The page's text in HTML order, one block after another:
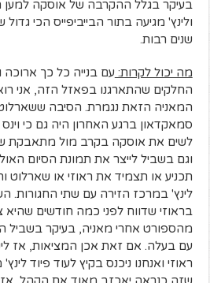
בעיקר בגלל ההקרבה של אוסקה
ולינץ' מגיעה בתור הבייביפייס הכי
שנים רבות.
מה יכול לקרות: עם בנייה כל כך
החלקים שהתארגנו בפאזל הזה, אני
המאניה הזאת נגמרת. הסיבה
סמאקדאון ברגע האחרון היה גם כי וינס
לשים את אוסקה בקרב מול מתאבקת
וגם בשביל לייצר את תמונת הסיום
תכניע או תצמיד את ראוזי או שארלוט
לינץ' במרכז הזירה עם שתי החגורות.
בראוזי שדווח לפני כמה חודשים
מהספורט אחרי מאניה, בעיקר בשביל
עם בעלה. אם זאת אכן המציאות, אז
ראוזי ואנחנו ניכנס בקיץ לעוד פיוד